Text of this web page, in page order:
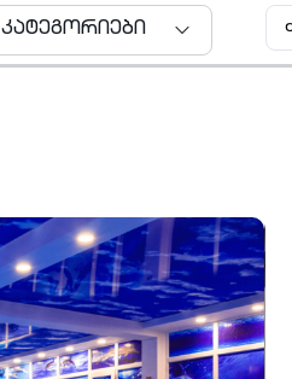
კატეგორიები